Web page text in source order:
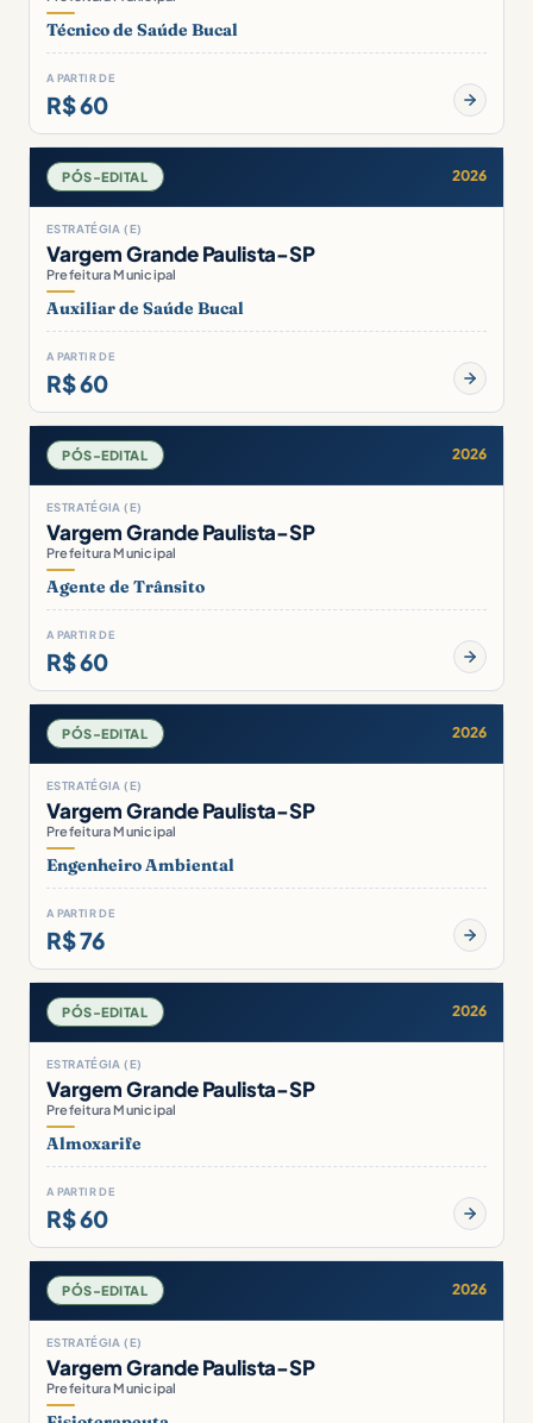
Técnico de Saúde Bucal
A PARTIR DE
R$ 60
PÓS-EDITAL 2026
ESTRATÉGIA (E)
Vargem Grande Paulista-SP
Prefeitura Municipal
Auxiliar de Saúde Bucal
A PARTIR DE
R$ 60
PÓS-EDITAL 2026
ESTRATÉGIA (E)
Vargem Grande Paulista-SP
Prefeitura Municipal
Agente de Trânsito
A PARTIR DE
R$ 60
PÓS-EDITAL 2026
ESTRATÉGIA (E)
Vargem Grande Paulista-SP
Prefeitura Municipal
Engenheiro Ambiental
A PARTIR DE
R$ 76
PÓS-EDITAL 2026
ESTRATÉGIA (E)
Vargem Grande Paulista-SP
Prefeitura Municipal
Almoxarife
A PARTIR DE
R$ 60
PÓS-EDITAL 2026
ESTRATÉGIA (E)
Vargem Grande Paulista-SP
Prefeitura Municipal